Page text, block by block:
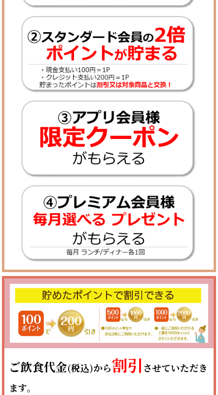
ご飲食代金(税込)から割引させていただき
ます。